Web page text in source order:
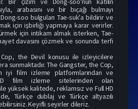
arabasını ve bir bıçağı bulmayı
soo bulguları Tae-suk'a bildirir ve
için işbirliği yapmaya karar verirler.
için intikam almak isterken, Tae-
davasını çözmek ve sonunda terfi
the Devil konusu ile izleyicilere
sunmaktadır. The Gangster, the Cop,
iyi film izleme platformlarından ve
film izleme sitelerinden olan
yüksek kalitede, reklamsız ve Full HD
Türkçe dublaj ve Türkçe altyazılı
Keyifli seyirler dileriz.